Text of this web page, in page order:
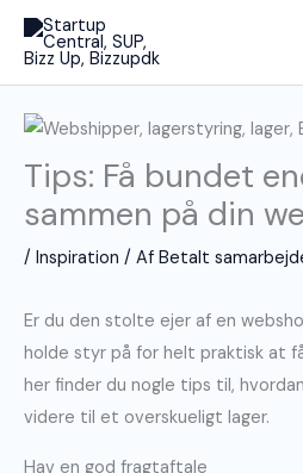
indholdet
Tips: Få bundet
sammen på din
/ Inspiration / Af Betalt
Er du den stolte ejer af en
holde styr på for helt praktisk at
her finder du nogle tips til,
videre til et overskueligt lager.
Hav en god fragtaftale